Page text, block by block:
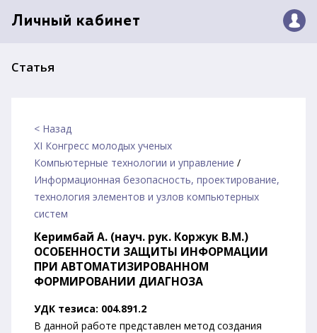
Личный кабинет
Статья
< Назад
XI Конгресс молодых ученых
Компьютерные технологии и управление /
Информационная безопасность, проектирование,
технология элементов и узлов компьютерных
систем
Керимбай А. (науч. рук. Коржук В.М.)
ОСОБЕННОСТИ ЗАЩИТЫ ИНФОРМАЦИИ
ПРИ АВТОМАТИЗИРОВАННОМ
ФОРМИРОВАНИИ ДИАГНОЗА
УДК тезиса: 004.891.2
В данной работе представлен метод создания